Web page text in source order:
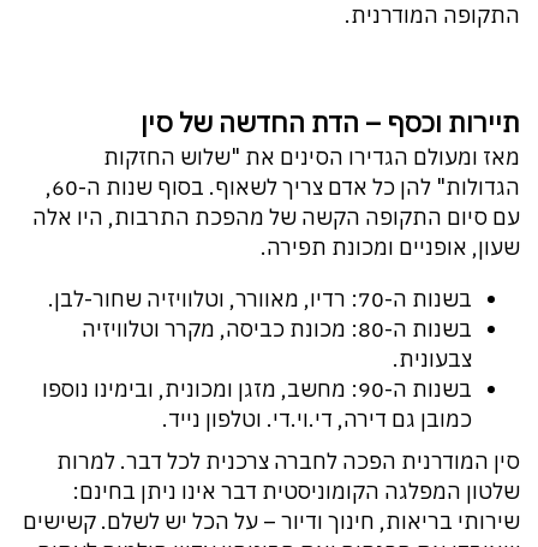
התקופה המודרנית.
תיירות וכסף – הדת החדשה של סין
מאז ומעולם הגדירו הסינים את "שלוש החזקות
הגדולות" להן כל אדם צריך לשאוף. בסוף שנות ה-60,
עם סיום התקופה הקשה של מהפכת התרבות, היו אלה
שעון, אופניים ומכונת תפירה.
בשנות ה-70: רדיו, מאוורר, וטלוויזיה שחור-לבן.
בשנות ה-80: מכונת כביסה, מקרר וטלוויזיה
צבעונית.
בשנות ה-90: מחשב, מזגן ומכונית, ובימינו נוספו
כמובן גם דירה, די.וי.די. וטלפון נייד.
סין המודרנית הפכה לחברה צרכנית לכל דבר. למרות
שלטון המפלגה הקומוניסטית דבר אינו ניתן בחינם:
שירותי בריאות, חינוך ודיור – על הכל יש לשלם. קשישים